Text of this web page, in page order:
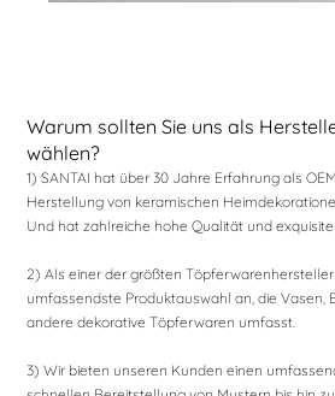
Warum sollten Sie uns als
wählen?
1) SANTAI hat über 30 Jahre Erfahrung als
Herstellung von keramischen
Und hat zahlreiche hohe Qualität und
2) Als einer der größten Töpferwarenhersteller
umfassendste Produktauswahl an, die Vasen,
andere dekorative Töpferwaren umfasst.
3) Wir bieten unseren Kunden einen